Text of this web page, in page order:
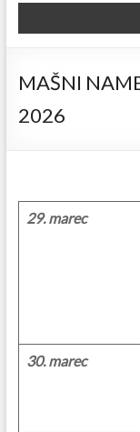
MAŠNI
2026
29. marec
30. marec